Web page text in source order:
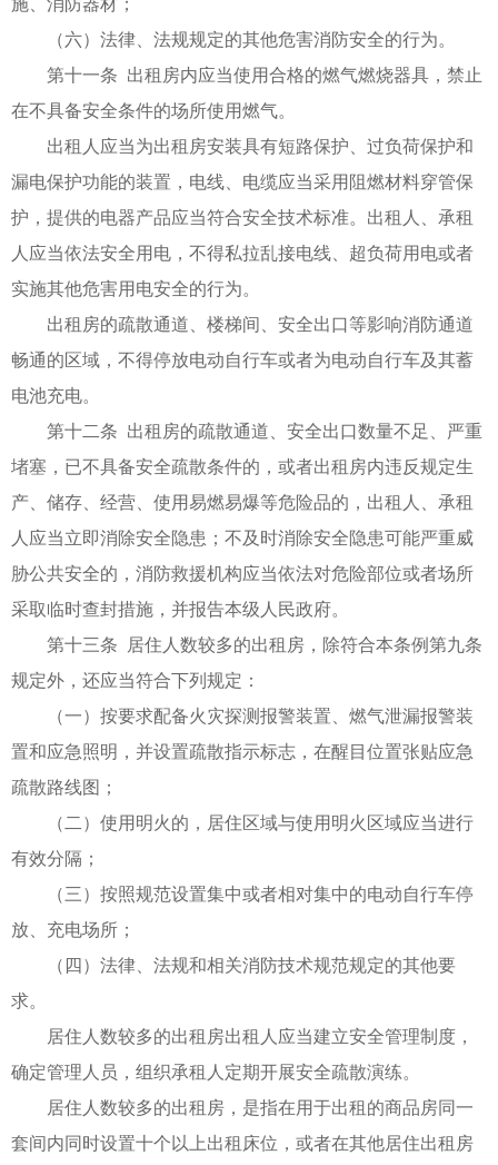
施、消防器材；
（六）法律、法规规定的其他危害消防安全的行为。
第十一条 出租房内应当使用合格的燃气燃烧器具，禁止
在不具备安全条件的场所使用燃气。
出租人应当为出租房安装具有短路保护、过负荷保护和
漏电保护功能的装置，电线、电缆应当采用阻燃材料穿管保
护，提供的电器产品应当符合安全技术标准。出租人、承租
人应当依法安全用电，不得私拉乱接电线、超负荷用电或者
实施其他危害用电安全的行为。
出租房的疏散通道、楼梯间、安全出口等影响消防通道
畅通的区域，不得停放电动自行车或者为电动自行车及其蓄
电池充电。
第十二条 出租房的疏散通道、安全出口数量不足、严重
堵塞，已不具备安全疏散条件的，或者出租房内违反规定生
产、储存、经营、使用易燃易爆等危险品的，出租人、承租
人应当立即消除安全隐患；不及时消除安全隐患可能严重威
胁公共安全的，消防救援机构应当依法对危险部位或者场所
采取临时查封措施，并报告本级人民政府。
第十三条 居住人数较多的出租房，除符合本条例第九条
规定外，还应当符合下列规定：
（一）按要求配备火灾探测报警装置、燃气泄漏报警装
置和应急照明，并设置疏散指示标志，在醒目位置张贴应急
疏散路线图；
（二）使用明火的，居住区域与使用明火区域应当进行
有效分隔；
（三）按照规范设置集中或者相对集中的电动自行车停
放、充电场所；
（四）法律、法规和相关消防技术规范规定的其他要
求。
居住人数较多的出租房出租人应当建立安全管理制度，
确定管理人员，组织承租人定期开展安全疏散演练。
居住人数较多的出租房，是指在用于出租的商品房同一
套间内同时设置十个以上出租床位，或者在其他居住出租房